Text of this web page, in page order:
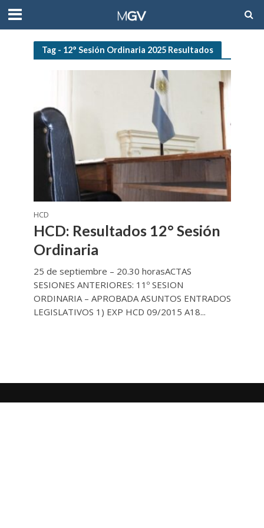
Tag - 12° Sesión Ordinaria 2025 Resultados
HCD
HCD: Resultados 12° Sesión
Ordinaria
25 de septiembre – 20.30 horasACTAS
SESIONES ANTERIORES: 11º SESION
ORDINARIA – APROBADA ASUNTOS ENTRADOS
LEGISLATIVOS 1) EXP HCD 09/2015 A18...